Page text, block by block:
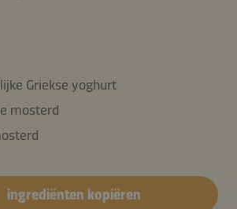
Griekse yoghurt
mosterd
ingrediënten kopiëren